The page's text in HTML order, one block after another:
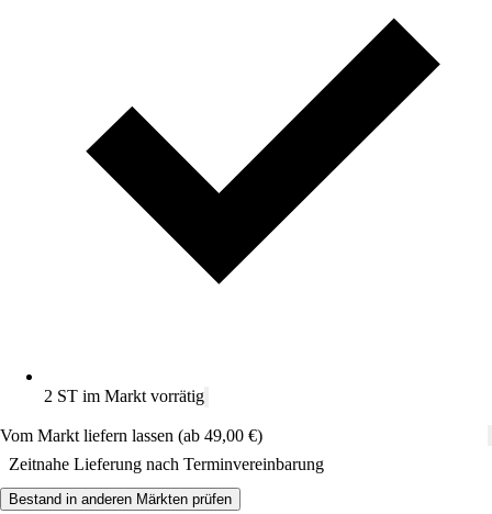
2 ST im Markt vorrätig
Vom Markt liefern lassen (ab 49,00 €)
Zeitnahe Lieferung nach Terminvereinbarung
Bestand in anderen Märkten prüfen